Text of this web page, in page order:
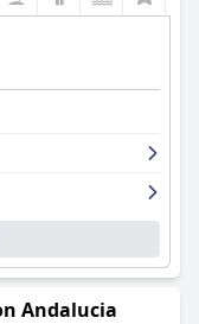
Andalucia